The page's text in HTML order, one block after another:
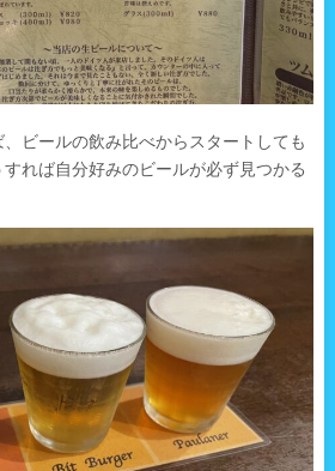
ビールの飲み比べからスタートしても
れば自分好みのビールが必ず見つかる